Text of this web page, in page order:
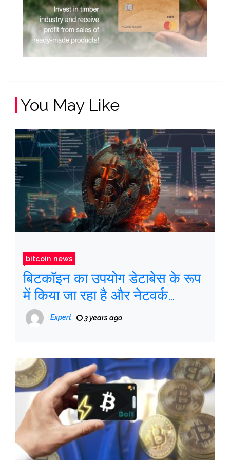
You May Like
bitcoin news
बिटकॉइन का उपयोग डेटाबेस के रूप
में किया जा रहा है और नेटवर्क
प्रभावित हो रहा है
Expert 3 years ago